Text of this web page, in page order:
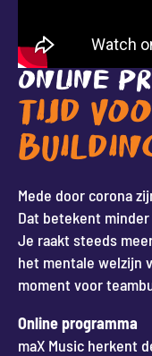
ONLINE
TIJD
Mede door corona
Dat betekent
Je raakt steeds
het mentale welzijn
moment voor
Online programma
maX Music herkent